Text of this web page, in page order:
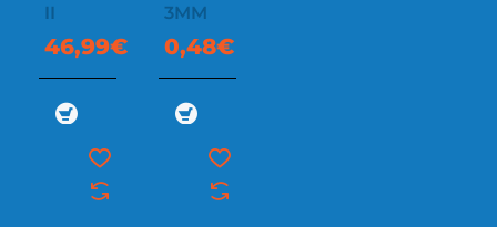
II
46,99€
3MM
0,48€